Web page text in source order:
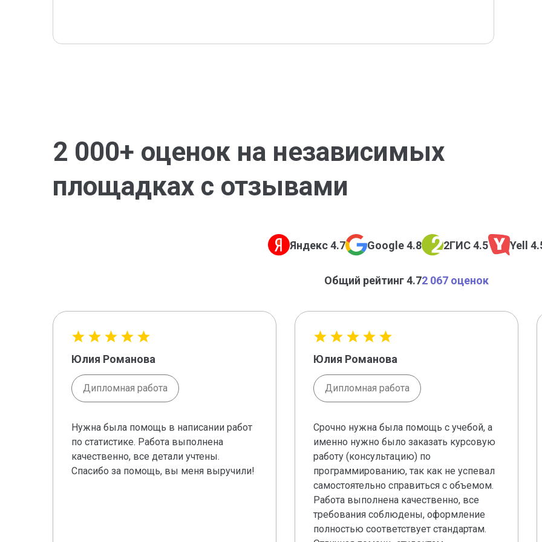
2 000+ оценок на независимых
площадках с отзывами
Яндекс 4.7 Google 4.8 2ГИС 4.5 Yell
Общий рейтинг 4.72 067 оценок
Юлия Романова
Дипломная работа
Нужна была помощь в написании работ
по статистике. Работа выполнена
качественно, все детали учтены.
Спасибо за помощь, вы меня выручили!
Юлия Романова
Дипломная работа
Срочно нужна была помощь с учебой, а
именно нужно было заказать курсовую
работу (консультацию) по
программированию, так как не успевал
самостоятельно справиться с объемом.
Работа выполнена качественно, все
требования соблюдены, оформление
полностью соответствует стандартам.